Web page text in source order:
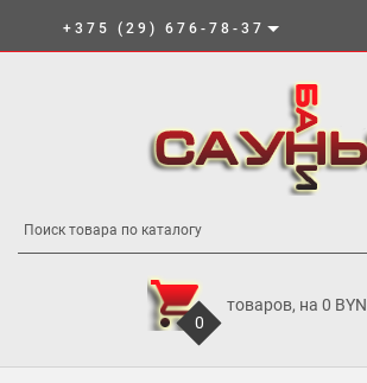
+375 (29) 676-78-37
0
товаров, на 0 BYN